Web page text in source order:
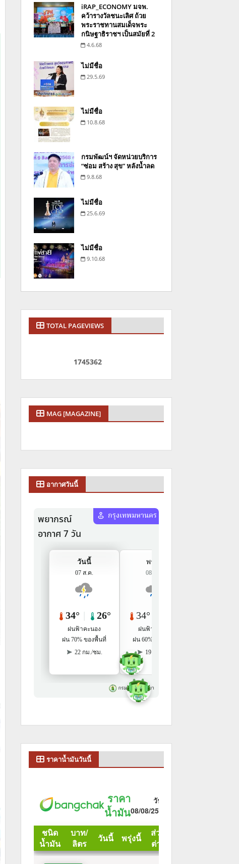
iRAP_ECONOMY มจพ.
คว้ารางวัลชนะเลิศ ถ้วย
พระราชทานสมเด็จพระ
กนิษฐาธิราชฯ เป็นสมัยที่ 2
4.6.68
ไม่มีชื่อ
29.5.69
ไม่มีชื่อ
10.8.68
กรมพัฒน์ฯ จัดหน่วยบริการ
“ซ่อม สร้าง สุข” หลังน้ำลด
9.8.68
ไม่มีชื่อ
25.6.69
ไม่มีชื่อ
9.10.68
TOTAL PAGEVIEWS
1745362
MAG [MAGAZINE]
อากาศวันนี้
ราคาน้ำมันวันนี้